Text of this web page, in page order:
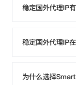
稳定国外代理IP
稳定国外代理IP
为什么选择